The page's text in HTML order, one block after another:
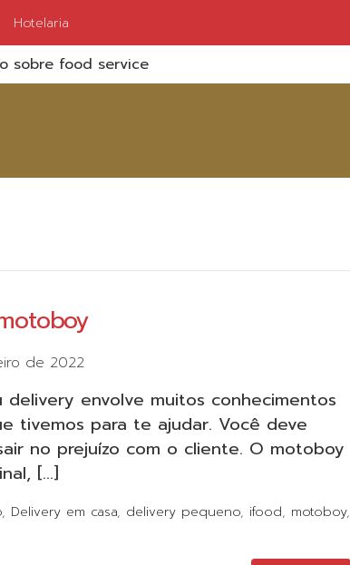
Hotelaria
sobre food service
de 2022
envolve muitos conhecimentos
tivemos para te ajudar. Você deve
no prejuízo com o cliente. O motoboy
[…]
, Delivery em casa, delivery pequeno, ifood, motoboy,